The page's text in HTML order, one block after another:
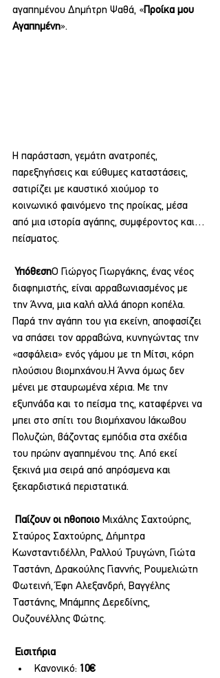
αγαπημένου Δημήτρη Ψαθά, «Προίκα μου
Αγαπημένη».
Η παράσταση, γεμάτη ανατροπές,
παρεξηγήσεις και εύθυμες καταστάσεις,
σατιρίζει με καυστικό χιούμορ το
κοινωνικό φαινόμενο της προίκας, μέσα
από μια ιστορία αγάπης, συμφέροντος και…
πείσματος.
ΥπόθεσηΟ Γιώργος Γιωργάκης, ένας νέος
διαφημιστής, είναι αρραβωνιασμένος με
την Άννα, μια καλή αλλά άπορη κοπέλα.
Παρά την αγάπη του για εκείνη, αποφασίζει
να σπάσει τον αρραβώνα, κυνηγώντας την
«ασφάλεια» ενός γάμου με τη Μίτσι, κόρη
πλούσιου βιομηχάνου.Η Άννα όμως δεν
μένει με σταυρωμένα χέρια. Με την
εξυπνάδα και το πείσμα της, καταφέρνει να
μπει στο σπίτι του βιομήχανου Ιάκωβου
Πολυζώη, βάζοντας εμπόδια στα σχέδια
του πρώην αγαπημένου της. Από εκεί
ξεκινά μια σειρά από απρόσμενα και
ξεκαρδιστικά περιστατικά.
Παίζουν οι ηθοποιο Μιχάλης Σαχτούρης,
Σταύρος Σαχτούρης, Δήμητρα
Κωνσταντιδέλλη, Ραλλού Τρυγώνη, Γιώτα
Ταστάνη, Δρακούλης Γιαννής, Ρουμελιώτη
Φωτεινή, Έφη Αλεξανδρή, Βαγγέλης
Ταστάνης, Μπάμπης Δερεδίνης,
Ουζουνέλλης Φώτης.
Εισιτήρια
Κανονικό: 10€